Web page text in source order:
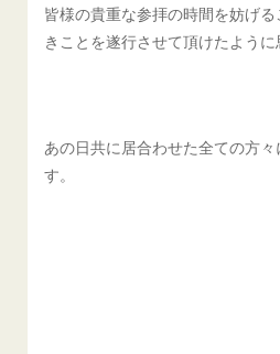
皆様の貴重な参拝の時間を妨げ
きことを遂行させて頂けたように
あの日共に居合わせた全ての方
す。